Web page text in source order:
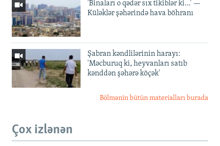
'Binaları o qədər sıx tikiblər ki...' —
Küləklər şəhərində hava böhranı
Şabran kəndlilərinin harayı:
'Məcburuq ki, heyvanları satıb
kənddən şəhərə köçək'
Bölmənin bütün materialları burada
Çox izlənən